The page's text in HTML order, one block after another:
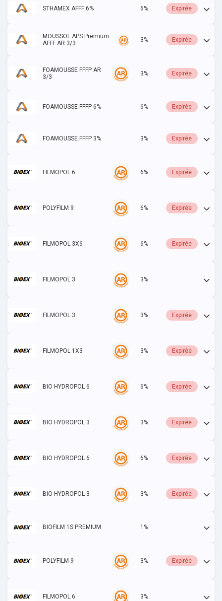
STHAMEX AFFF 6% 6% Expirée
MOUSSOL APS Premium
AFFF AR 3/3
3% Expirée
FOAMOUSSE FFFP AR
3/3
3% Expirée
FOAMOUSSE FFFP 6% 6% Expirée
FOAMOUSSE FFFP 3% 3% Expirée
FILMOPOL 6 6% Expirée
POLYFILM 9 6% Expirée
FILMOPOL 3X6 6% Expirée
FILMOPOL 3 3%
FILMOPOL 3 3% Expirée
FILMOPOL 1X3 3% Expirée
BIO HYDROPOL 6 6% Expirée
BIO HYDROPOL 3 3% Expirée
BIO HYDROPOL 6 6% Expirée
BIO HYDROPOL 3 3% Expirée
BIOFILM 1S PREMIUM 1%
POLYFILM 9 3% Expirée
FILMOPOL 6 3%